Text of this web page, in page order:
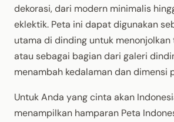
dekorasi, dari modern minimalis
eklektik. Peta ini dapat digunakan
utama di dinding untuk menonjolkan
atau sebagai bagian dari galeri
menambah kedalaman dan dimensi
Untuk Anda yang cinta akan
menampilkan hamparan Peta